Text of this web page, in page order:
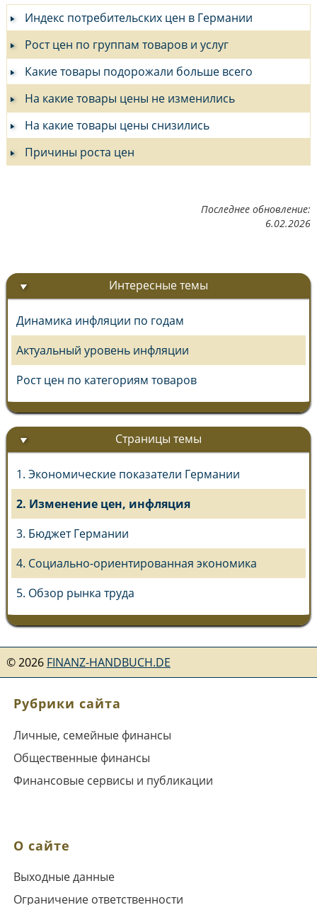
Индекс потребительских цен в Германии
Рост цен по группам товаров и услуг
Какие товары подорожали больше всего
На какие товары цены не изменились
На какие товары цены снизились
Причины роста цен
Последнее обновление:
6.02.2026
Интересные темы
Динамика инфляции по годам
Актуальный уровень инфляции
Рост цен по категориям товаров
Страницы темы
1. Экономические показатели Германии
2. Изменение цен, инфляция
3. Бюджет Германии
4. Социально-ориентированная экономика
5. Обзор рынка труда
©2026 FINANZ-HANDBUCH.DE
Рубрики сайта
Личные, семейные финансы
Общественные финансы
Финансовые сервисы и публикации
О сайте
Выходные данные
Ограничение ответственности